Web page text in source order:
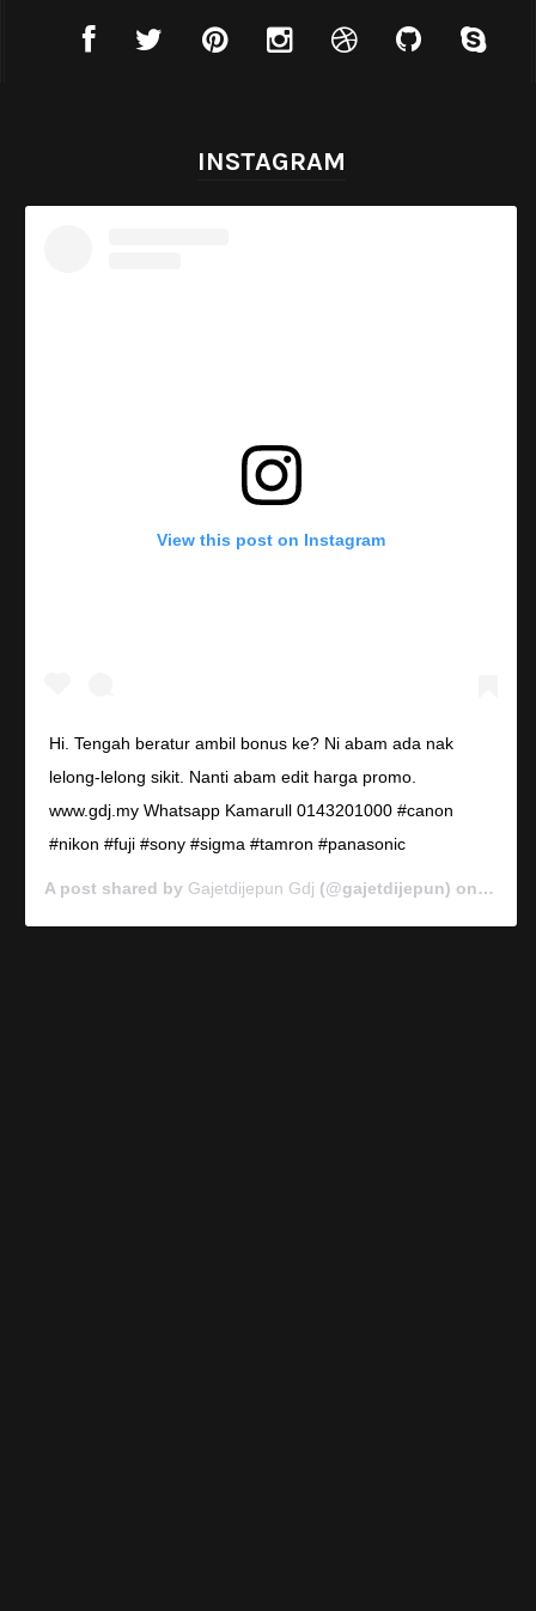
INSTAGRAM
View this post on Instagram
Hi. Tengah beratur ambil bonus ke? Ni abam ada nak
lelong-lelong sikit. Nanti abam edit harga promo.
www.gdj.my Whatsapp Kamarull 0143201000 #canon
#nikon #fuji #sony #sigma #tamron #panasonic
A post shared by Gajetdijepun Gdj (@gajetdijepun) on Jan 7,